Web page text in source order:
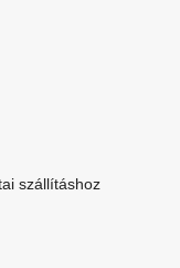
szállításhoz